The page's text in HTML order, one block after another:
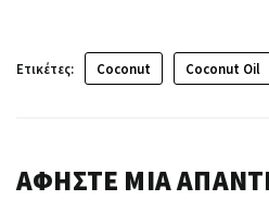
Ετικέτες: Coconut Coconut Oil
ΑΦΉΣΤΕ ΜΙΑ